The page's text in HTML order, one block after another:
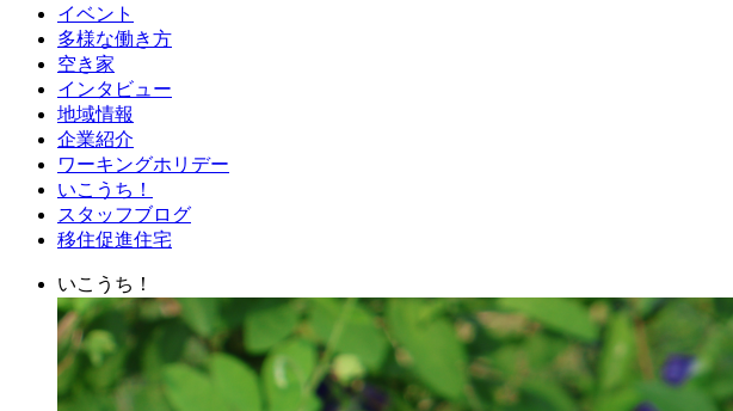
イベント
多様な働き方
空き家
インタビュー
地域情報
企業紹介
ワーキングホリデー
いこうち！
スタッフブログ
移住促進住宅
いこうち！